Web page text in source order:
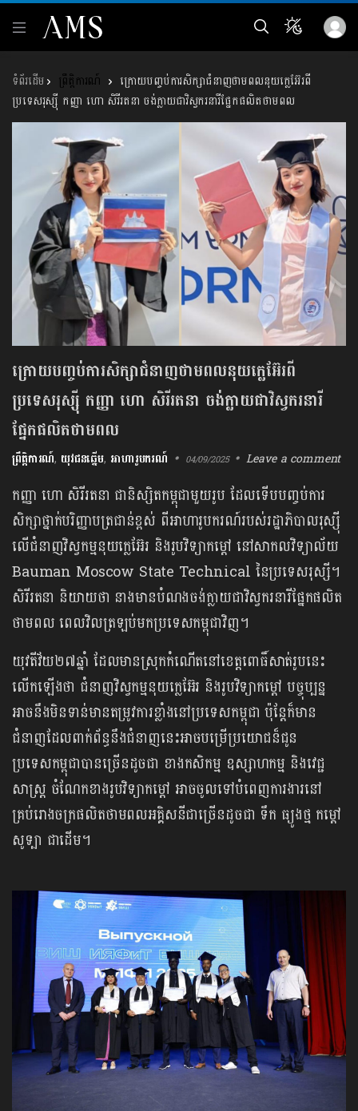
ព្រឹត្តិការណ៍
ក្រោយបញ្ចប់ការសិក្សា​ជំនាញថាមពលនុយក្លេអ៊ែរពី
ប្រទេសរុស្ស៊ី កញ្ញា ហោ សិរីរតនា ចង់ក្លាយជាវិស្វករនារីផ្នែកផលិតថាមពល
ក្រោយបញ្ចប់ការសិក្សា​ជំនាញថាមពលនុយក្លេអ៊ែរពី
ប្រទេសរុស្ស៊ី កញ្ញា ហោ សិរីរតនា ចង់ក្លាយជាវិស្វករនារី
ផ្នែកផលិតថាមពល
ព្រឹត្តិការណ៍, យុវជនឆ្នើម, អាហារូបករណ៍ 04/09/2025 Leave a comment
កញ្ញា ហោ សិរីរតនា ជានិស្សិតកម្ពុជាមួយរូប ដែលទើបបញ្ចប់ការ
សិក្សាថ្នាក់បរិញ្ញាបត្រជាន់ខ្ពស់ ពីអាហារូបករណ៍របស់រដ្ឋាភិបាលរុស្ស៊ី
លើជំនាញវិស្វកម្មនុយក្លេអ៊ែរ និងរូបវិទ្យាកម្ដៅ នៅសាកលវិទ្យាល័យ
Bauman Moscow State Technical នៃប្រទេសរុស្សី​។
សិរីរតនា និយាយថា នាងមានបំណងចង់ក្លាយជាវិស្វករនារីផ្នែកផលិត
ថាមពល ពេល​វិលត្រឡ​ប់​មក​ប្រទេស​កម្ពុជាវិញ។
យុវតីវ័យ២៧ឆ្នាំ ដែលមានស្រុកកំណើត​នៅ​ខេត្តពោធិ៍សាត់រូបនេះ
លើកឡើងថា ជំនាញវិស្វកម្មនុយក្លេអ៊ែរ និងរូបវិទ្យាកម្ដៅ បច្ចុប្បន្ន
អាចនឹងមិនទាន់មានតម្រូវការខ្លាំងនៅប្រទេសកម្ពុជា ប៉ុន្តែក៏មាន
ជំនាញដែលពាក់ព័ន្ធនឹងជំនាញនេះអាចបម្រើប្រយោជន៏ជូន
ប្រទេសកម្ពុជាបានច្រើនដូចជា ខាងកសិកម្ម ឧស្សាហកម្ម និងវេជ្ជ
សាស្រ្ត ចំណែកខាងរូបវិទ្យាកម្ដៅ អាចចូលទៅបំពេញការងារនៅ
គ្រប់រោងចក្រផលិតថាមពលអគ្គិសនីជាច្រើនដូចជា ទឹក ធ្យូងថ្ម កម្ដៅ
សូទ្បា ជាដើម។